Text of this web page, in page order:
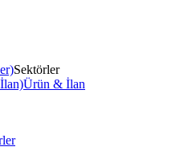
Sektörler
Ürün & İlan